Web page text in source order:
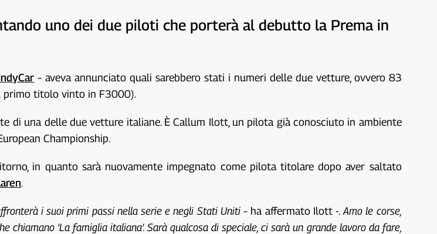
uno dei due piloti che porterà al debutto la Prema in
– aveva annunciato quali sarebbero stati i numeri delle due vetture, ovvero 83
primo titolo vinto in F3000).
di una delle due vetture italiane. È Callum Ilott, un pilota già conosciuto in ambiente
Championship.
in quanto sarà nuovamente impegnato come pilota titolare dopo aver saltato
.
i suoi primi passi nella serie e negli Stati Uniti – ha affermato Ilott -. Amo le corse,
‘La famiglia italiana’. Sarà qualcosa di speciale, ci sarà un grande lavoro da fare,